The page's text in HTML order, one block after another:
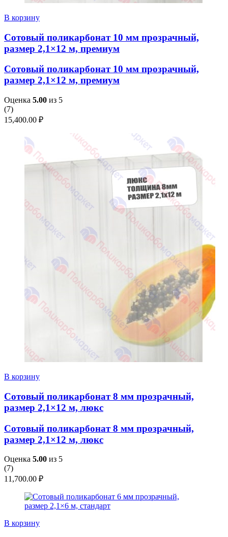
В корзину
Сотовый поликарбонат 10 мм прозрачный,
размер 2,1×12 м, премиум
Сотовый поликарбонат 10 мм прозрачный,
размер 2,1×12 м, премиум
Оценка 5.00 из 5
(7)
15,400.00 ₽
В корзину
Сотовый поликарбонат 8 мм прозрачный,
размер 2,1×12 м, люкс
Сотовый поликарбонат 8 мм прозрачный,
размер 2,1×12 м, люкс
Оценка 5.00 из 5
(7)
11,700.00 ₽
В корзину